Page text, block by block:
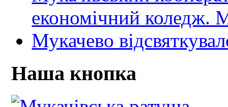
економічний
Мукачево
Наша кнопка